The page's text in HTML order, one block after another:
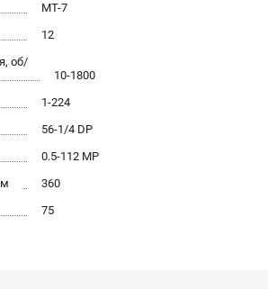
MТ-7
12
об/
10-1800
1-224
56-1/4 DP
0.5-112 MP
360
75